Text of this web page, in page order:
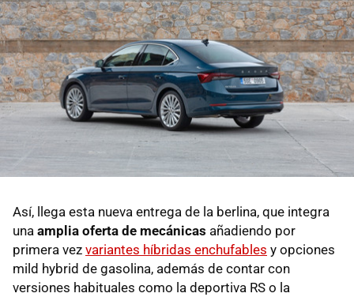
Así, llega esta nueva entrega de la berlina, que integra
una amplia oferta de mecánicas añadiendo por
primera vez variantes híbridas enchufables y opciones
mild hybrid de gasolina, además de contar con
versiones habituales como la deportiva RS o la